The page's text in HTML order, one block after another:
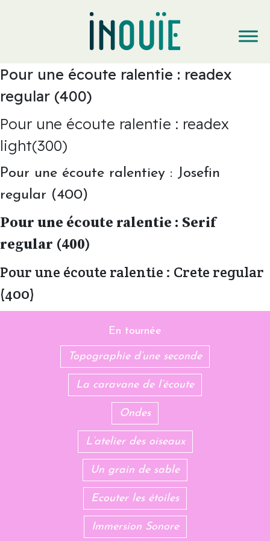
Pour une écoute ralentie : readex
regular (400)
Pour une écoute ralentie : readex
light(300)
Pour une écoute ralentiey : Josefin
regular (400)
Pour une écoute ralentie : Serif
regular (400)
Pour une écoute ralentie : Crete regular
(400)
En tournée
Topographie d’une seconde
La caravane de l’écoute
Ondes
L’atelier des oiseaux
Un grain de sable
Ecouter les étoiles
Immersion Sonore